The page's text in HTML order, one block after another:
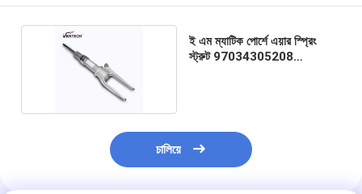
ই এম ম্যাটিক পোর্শে এয়ার স্প্রিং
স্ট্রুট 97034305208
চালিয়ে